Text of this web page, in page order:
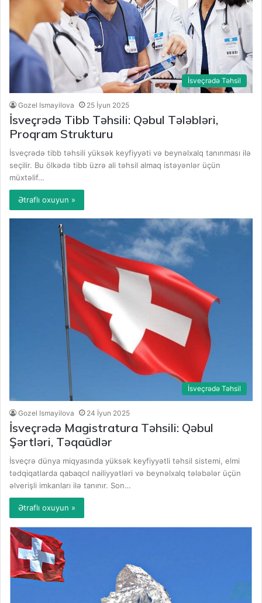
İsveçrədə Təhsil
Gozel Ismayilova 25 İyun 2025
İsveçrədə Tibb Təhsili: Qəbul Tələbləri,
Proqram Strukturu
İsveçrədə tibb təhsili yüksək keyfiyyəti və beynəlxalq tanınması ilə
seçilir. Bu ölkədə tibb üzrə ali təhsil almaq istəyənlər üçün
müxtəlif…
Ətraflı oxuyun »
İsveçrədə Təhsil
Gozel Ismayilova 24 İyun 2025
İsveçrədə Magistratura Təhsili: Qəbul
Şərtləri, Təqaüdlər
İsveçrə dünya miqyasında yüksək keyfiyyətli təhsil sistemi, elmi
tədqiqatlarda qabaqcıl nailiyyətləri və beynəlxalq tələbələr üçün
əlverişli imkanları ilə tanınır. Son…
Ətraflı oxuyun »